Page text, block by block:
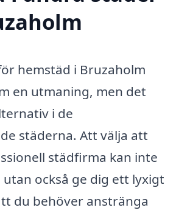
hemstäd i Bruzaholm
en utmaning, men det
i de
städerna. Att välja att
städfirma kan inte
också ge dig ett lyxigt
du behöver anstränga